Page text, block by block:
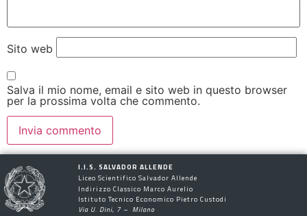
Sito web
Salva il mio nome, email e sito web in questo browser
per la prossima volta che commento.
I.I.S. SALVADOR ALLENDE
Liceo Scientifico Salvador Allende
Indirizzo Classico Marco Aurelio
Istituto Tecnico Economico Pietro Custodi
Via U. Dini, 7 – Milano